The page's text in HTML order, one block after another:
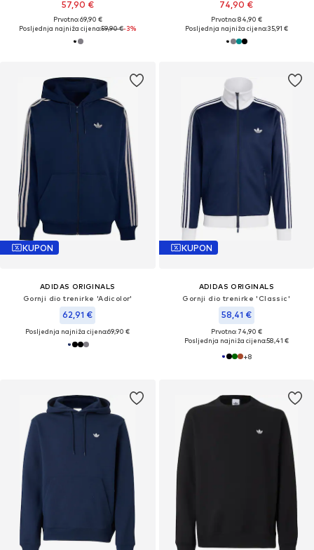
57,90 €
Prvotno: 69,90 €
Posljednja najniža cijena:59,90 €-3%
74,90 €
Prvotno: 84,90 €
Posljednja najniža cijena:35,91 €
KUPON
ADIDAS ORIGINALS
Gornji dio trenirke 'Adicolor'
62,91 €
Posljednja najniža cijena:69,90 €
KUPON
ADIDAS ORIGINALS
Gornji dio trenirke 'Classic'
58,41 €
Prvotno: 74,90 €
Posljednja najniža cijena:58,41 €
+8